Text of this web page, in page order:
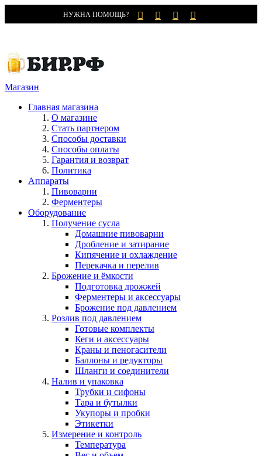
НУЖНА ПОМОЩЬ?
Магазин
Главная магазина
О магазине
Стать партнером
Способы доставки
Способы оплаты
Гарантия и возврат
Политика
Аппараты
Пивоварни
Ферментеры
Оборудование
Получение сусла
Домашние пивоварни
Дробление и затирание
Кипячение и охлаждение
Перекачка и перелив
Брожение и ёмкости
Подготовка дрожжей
Ферментеры и аксессуары
Брожение под давлением
Розлив под давлением
Готовые комплекты
Кеги и аксессуары
Краны и пеногасители
Баллоны и редукторы
Шланги и соединители
Налив и упаковка
Трубки и сифоны
Тара и бутылки
Укупоры и пробки
Этикетки
Измерение и контроль
Температура